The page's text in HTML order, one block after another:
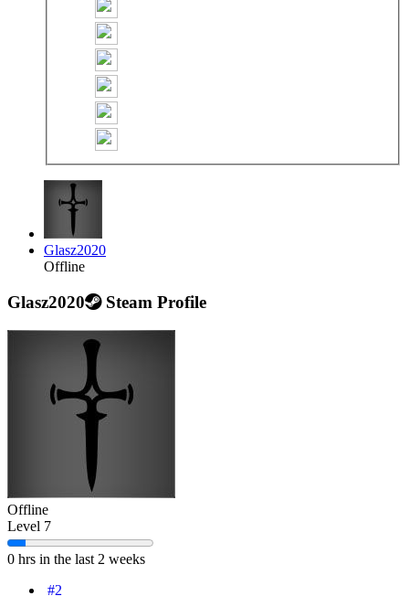
Glasz2020
Offline
Glasz2020 Steam Profile
Offline
Level 7
0 hrs in the last 2 weeks
#2